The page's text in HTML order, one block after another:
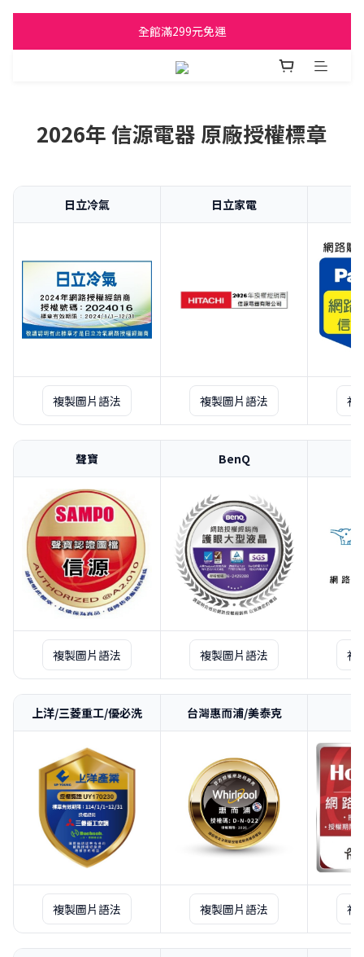
日立家電、國際牌 原廠管制價格 私訊優惠價
全館滿299元免運
日立家電、國際牌 原廠管制價格 私訊優惠價
2026年 信源電器 原廠授權標章
日立冷氣 日立家電
複製圖片語法 複製圖片語法 複
聲寶 BenQ
複製圖片語法 複製圖片語法 複
上洋/三菱重工/優必洗 台灣惠而浦/美泰克
複製圖片語法 複製圖片語法 複